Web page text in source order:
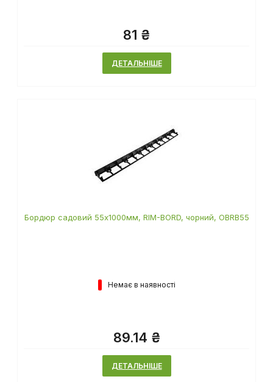
81 ₴
ДЕТАЛЬНІШЕ
Бордюр садовий 55х1000мм, RIM-BORD, чорний, OBRB55
Немає в наявності
89.14 ₴
ДЕТАЛЬНІШЕ